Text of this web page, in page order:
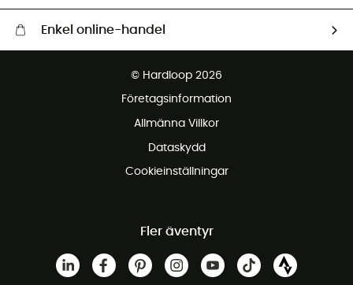
Enkel online-handel
Gratis retur inom 100 dagar
© Hardloop 2026
Företagsinformation
Allmänna Villkor
Dataskydd
Cookieinställningar
Fler äventyr